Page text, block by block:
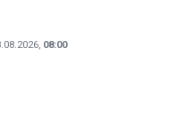
08:00